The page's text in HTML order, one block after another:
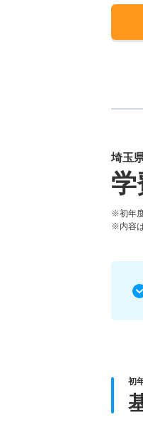
埼玉
学
※初年
※内容
初